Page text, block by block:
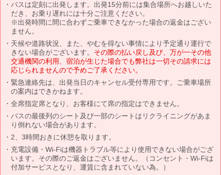
バスは定刻に出発します。出発15分前には集合場所へお越しいた
だき、お乗り遅れには十分ご注意ください。
※出発時間に間に合わずご乗車できなかった場合の返金はござい
ません。
天候や道路状況、また、やむを得ない事情により予定通り運行で
きない場合がございます。 その際の払い戻し及び、万が一その他
交通機関の利用、宿泊が生じた場合でも弊社は一切その請求には
応じられませんので予めご了承ください。
緊急連絡先は、出発当日のキャンセル受付専用です。ご乗車場所
の案内はできかねます。
全席指定席となり、お客様にて席の指定はできません。
バスの最後列のシート及び一部のシートはリクライニングがあま
り倒れない場合があります。
2、3時間おきに休憩を取ります。
充電設備・Wi-Fiは機器トラブル等により使用できない場合がござ
います。その際のご返金はございません。（コンセント・Wi-Fiは
付加サービスとなり、運賃に含まれていない為。）